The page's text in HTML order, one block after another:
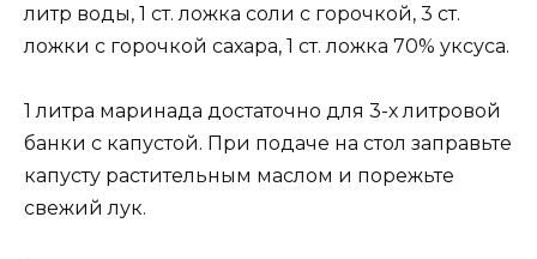
литр воды, 1 ст. ложка соли с горочкой, 3 ст.
ложки с горочкой сахара, 1 ст. ложка 70% уксуса.
1 литра маринада достаточно для 3-х литровой
банки с капустой. При подаче на стол заправьте
капусту растительным маслом и порежьте
свежий лук.